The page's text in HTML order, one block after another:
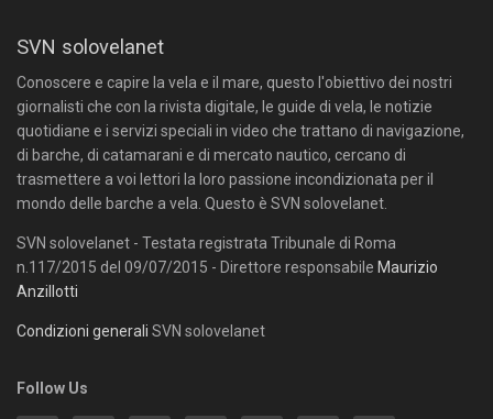
SVN solovelanet
Conoscere e capire la vela e il mare, questo l'obiettivo dei nostri
giornalisti che con la rivista digitale, le guide di vela, le notizie
quotidiane e i servizi speciali in video che trattano di navigazione,
di barche, di catamarani e di mercato nautico, cercano di
trasmettere a voi lettori la loro passione incondizionata per il
mondo delle barche a vela. Questo è SVN solovelanet.
SVN solovelanet - Testata registrata Tribunale di Roma
n.117/2015 del 09/07/2015 - Direttore responsabile Maurizio
Anzillotti
Condizioni generali SVN solovelanet
Follow Us